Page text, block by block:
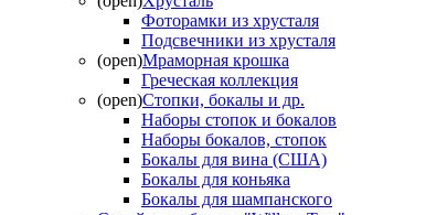
Фоторамки из хрусталя
Подсвечники из хрусталя
(open)Мраморная крошка
Греческая коллекция
(open)Стопки, бокалы и др.
Наборы стопок и бокалов
Наборы бокалов, стопок
Бокалы для вина (США)
Бокалы для коньяка
Бокалы для шампанского